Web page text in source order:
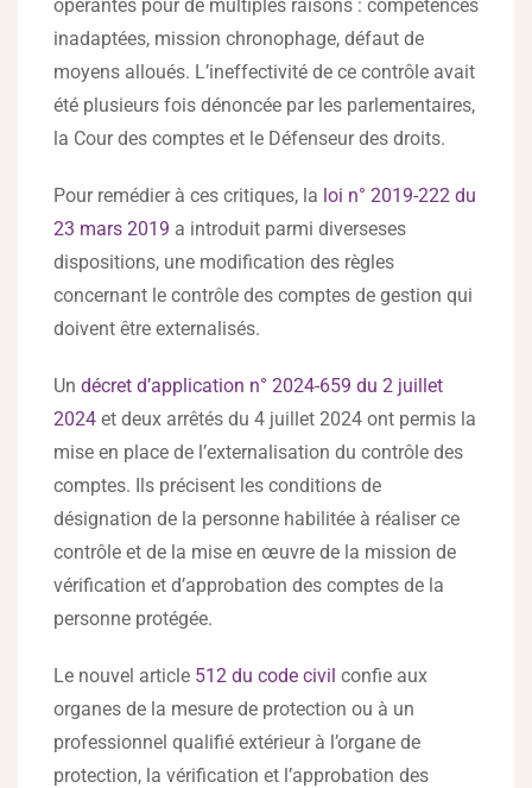
opérantes pour de multiples raisons : compétences
inadaptées, mission chronophage, défaut de
moyens alloués. L’ineffectivité de ce contrôle avait
été plusieurs fois dénoncée par les parlementaires,
la Cour des comptes et le Défenseur des droits.
Pour remédier à ces critiques, la loi n° 2019-222 du
23 mars 2019 a introduit parmi diverseses
dispositions, une modification des règles
concernant le contrôle des comptes de gestion qui
doivent être externalisés.
Un décret d’application n° 2024-659 du 2 juillet
2024 et deux arrêtés du 4 juillet 2024 ont permis la
mise en place de l’externalisation du contrôle des
comptes. Ils précisent les conditions de
désignation de la personne habilitée à réaliser ce
contrôle et de la mise en œuvre de la mission de
vérification et d’approbation des comptes de la
personne protégée.
Le nouvel article 512 du code civil confie aux
organes de la mesure de protection ou à un
professionnel qualifié extérieur à l’organe de
protection, la vérification et l’approbation des